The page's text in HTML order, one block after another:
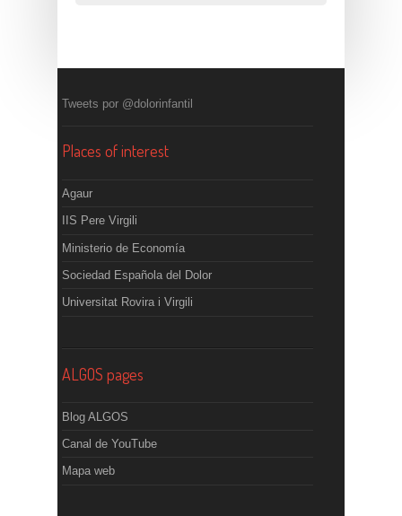
Tweets por @dolorinfantil
Places of interest
Agaur
IIS Pere Virgili
Ministerio de Economía
Sociedad Española del Dolor
Universitat Rovira i Virgili
ALGOS pages
Blog ALGOS
Canal de YouTube
Mapa web